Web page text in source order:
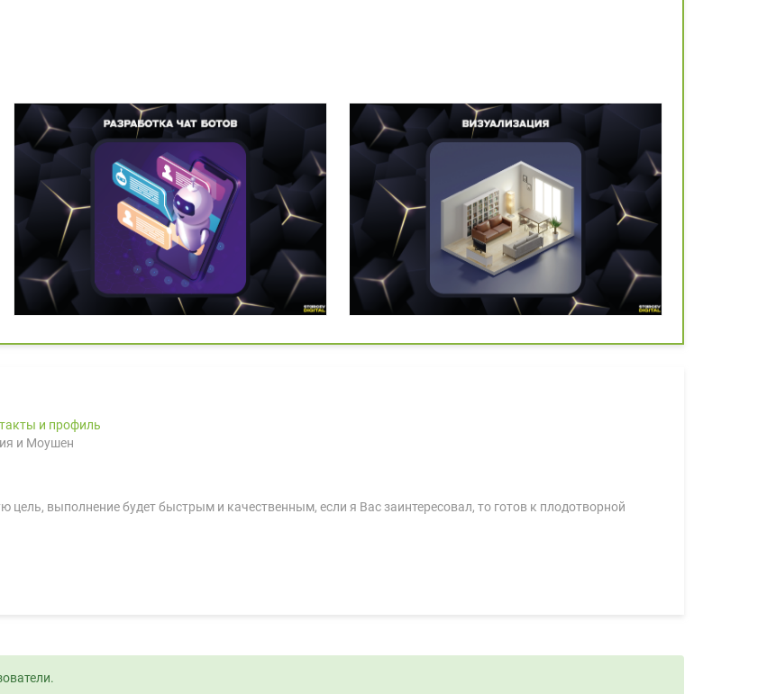
и профиль
и Моушен
цель, выполнение будет быстрым и качественным, если я Вас заинтересовал, то готов к плодотворной